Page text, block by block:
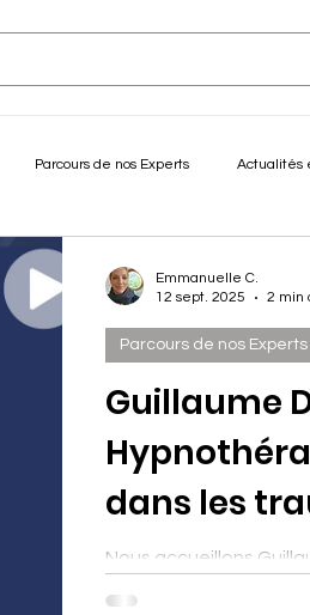
Parcours de nos Experts Actualités
Guillaume
dans les
Nous accueillons
Parcours de nos Experts
Emmanuelle C.
12 sept. 2025
2 min